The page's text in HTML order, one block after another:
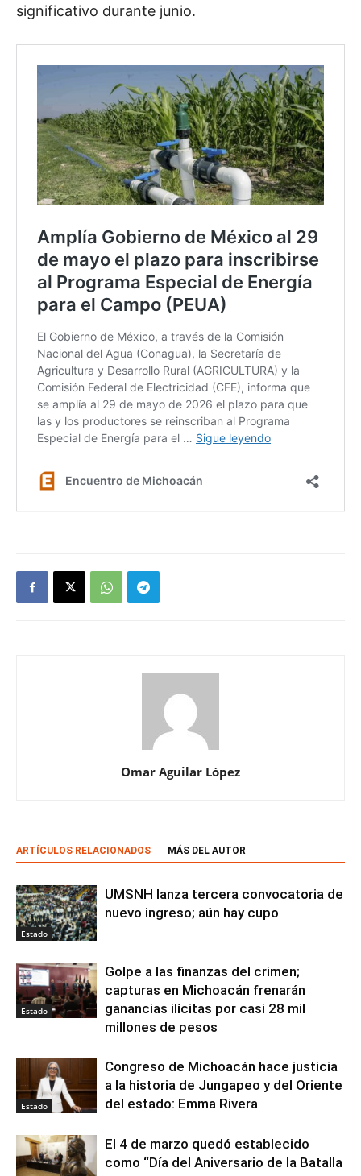
significativo durante junio.
Omar Aguilar López
ARTÍCULOS RELACIONADOS MÁS DEL AUTOR
Estado
UMSNH lanza tercera convocatoria de
nuevo ingreso; aún hay cupo
Estado
Golpe a las finanzas del crimen;
capturas en Michoacán frenarán
ganancias ilícitas por casi 28 mil
millones de pesos
Estado
Congreso de Michoacán hace justicia
a la historia de Jungapeo y del Oriente
del estado: Emma Rivera
El 4 de marzo quedó establecido
como “Día del Aniversario de la Batalla